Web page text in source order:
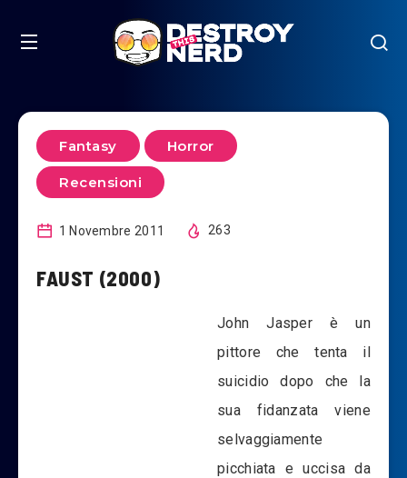
Fantasy Horror
Recensioni
1 Novembre 2011 263
FAUST (2000)
John Jasper è un
pittore che tenta il
suicidio dopo che la
sua fidanzata viene
selvaggiamente
picchiata e uccisa da